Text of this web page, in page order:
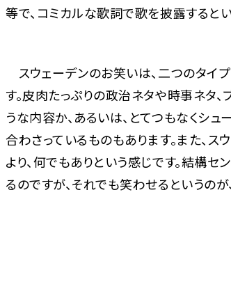
等で、コミカルな歌詞で歌を披露すると
スウェーデンのお笑いは、二つのタイ
す。皮肉たっぷりの政治ネタや時事ネタ、
うな内容か、あるいは、とてつもなくシ
合わさっているものもあります。また、
より、何でもありという感じです。結構
るのですが、それでも笑わせるというのが